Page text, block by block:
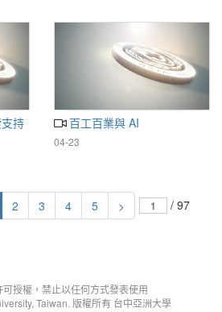
百工百業與 AI
04-23
2 3 4 5 > / 97
授權，禁止以任何方式發表使用
Taiwan. 版權所有 台中亞洲大學